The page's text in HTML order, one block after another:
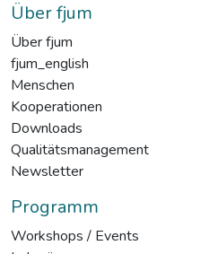
Über fjum
Über fjum
fjum_english
Menschen
Kooperationen
Downloads
Qualitätsmanagement
Newsletter
Programm
Workshops / Events